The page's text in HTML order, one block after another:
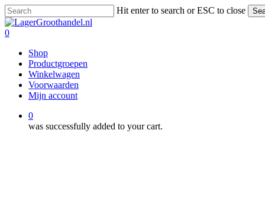
Skip
to
main
Hit enter to search or ESC to close
Close
Search
0
Shop
Productgroepen
Winkelwagen
Voorwaarden
Mijn account
0
was successfully added to your cart.